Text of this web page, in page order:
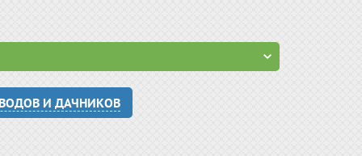
И ДАЧНИКОВ